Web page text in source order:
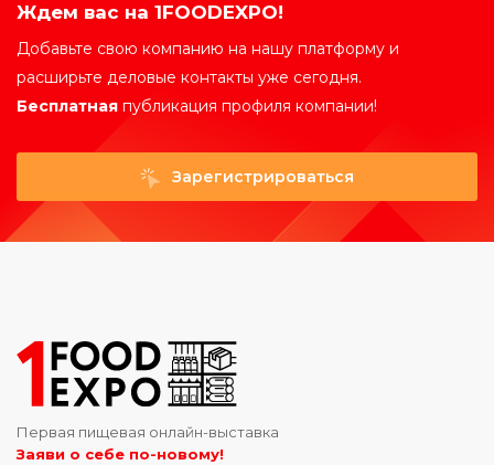
Ждем вас на 1FOODEXPO!
Добавьте свою компанию на нашу платформу и
расширьте деловые контакты уже сегодня.
Бесплатная публикация профиля компании!
Зарегистрироваться
Первая пищевая онлайн-выставка
Заяви о себе по-новому!